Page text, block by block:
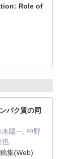
Role of
パク質の同
陽一, 中野
也
集(Web)